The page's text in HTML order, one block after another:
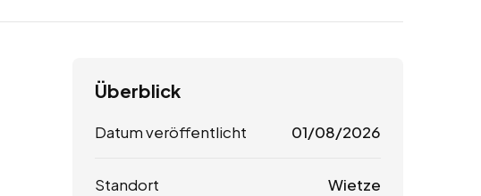
Überblick
Datum veröffentlicht 01/08/2026
Standort Wietze